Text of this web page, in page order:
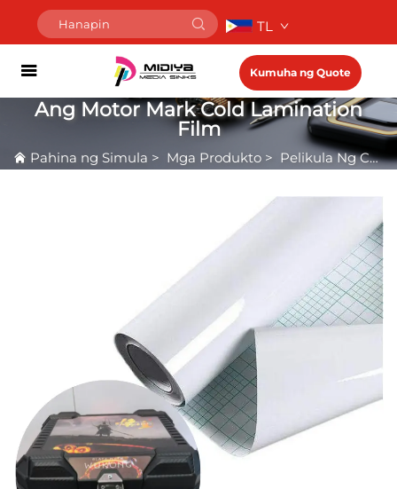
TL
Kumuha ng Quote
Ang Motor Mark Cold Lamination
Film
Pahina ng Simula > Mga Produkto > Pelikula Ng Cold Lamination